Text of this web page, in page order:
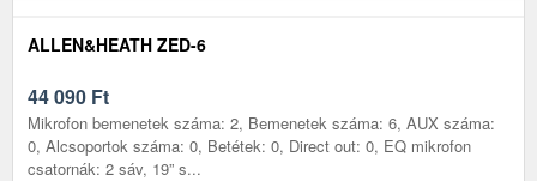
ALLEN&HEATH ZED-6
44 090 Ft
Mikrofon bemenetek száma: 2, Bemenetek száma: 6, AUX száma:
0, Alcsoportok száma: 0, Betétek: 0, Direct out: 0, EQ mikrofon
csatornák: 2 sáv, 19” s...